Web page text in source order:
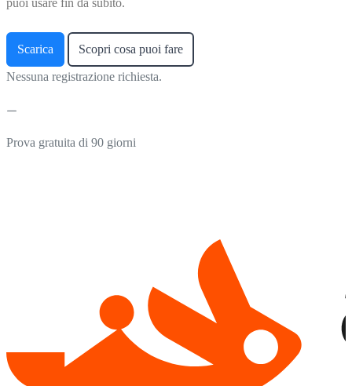
Scarica Scopri cosa puoi fare
Nessuna registrazione richiesta.
Prova gratuita di 90 giorni